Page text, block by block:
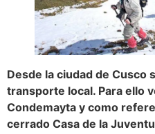
Desde la ciudad de Cusco
transporte local. Para ello
Condemayta y como
cerrado Casa de la